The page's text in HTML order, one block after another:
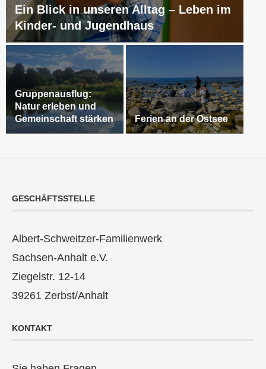
Ein Blick in unseren Alltag – Leben im
Kinder- und Jugendhaus
Gruppenausflug:
Natur erleben und
Gemeinschaft stärken
Ferien an der Ostsee
GESCHÄFTSSTELLE
Albert-Schweitzer-Familienwerk
Sachsen-Anhalt e.V.
Ziegelstr. 12-14
39261 Zerbst/Anhalt
KONTAKT